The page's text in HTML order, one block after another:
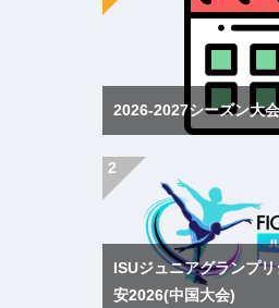
2026-2027シーズン大
ISUジュニアグランプ
安2026(中国大会)